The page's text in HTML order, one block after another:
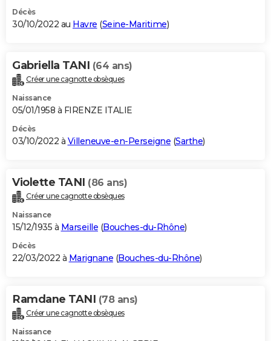
Décès
30/10/2022 au Havre (Seine-Maritime)
Gabriella TANI (64 ans)
Créer une cagnotte obsèques
Naissance
05/01/1958 à FIRENZE ITALIE
Décès
03/10/2022 à Villeneuve-en-Perseigne (Sarthe)
Violette TANI (86 ans)
Créer une cagnotte obsèques
Naissance
15/12/1935 à Marseille (Bouches-du-Rhône)
Décès
22/03/2022 à Marignane (Bouches-du-Rhône)
Ramdane TANI (78 ans)
Créer une cagnotte obsèques
Naissance